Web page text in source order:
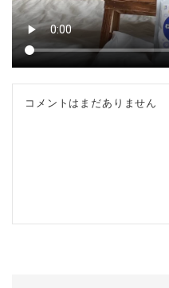
コメントはまだありません